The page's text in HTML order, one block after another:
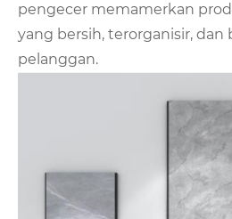
pengecer memamerkan
yang bersih, terorganisir, dan
pelanggan.